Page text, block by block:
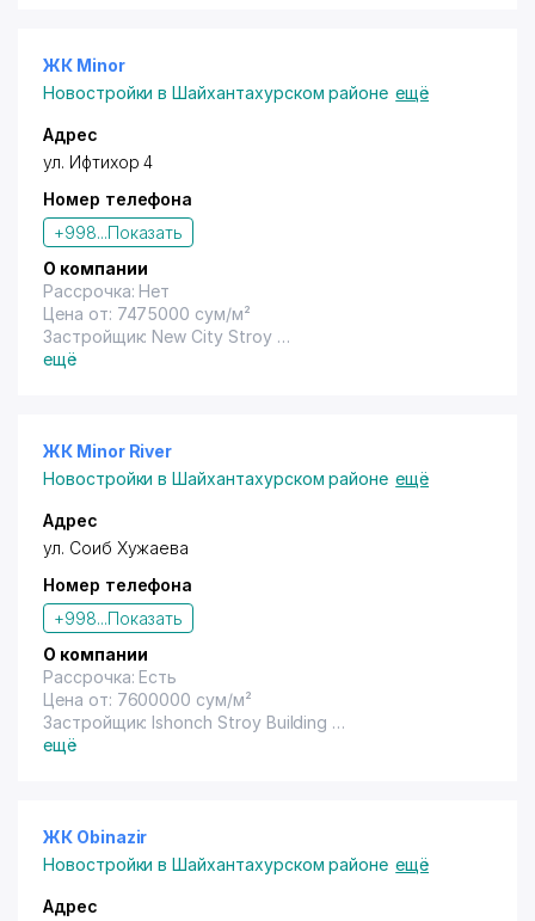
ЖК Minor
Новостройки в Шайхантахурском районе ещё
Адрес
ул. Ифтихор 4
Номер телефона
+998...Показать
О компании
Рассрочка: Нет
Цена от: 7475000 сум/м²
Застройщик: New City Stroy
Год сдачи: 2020
ещё
ЖК Minor River
Новостройки в Шайхантахурском районе ещё
Адрес
ул. Соиб Хужаева
Номер телефона
+998...Показать
О компании
Рассрочка: Есть
Цена от: 7600000 сум/м²
Застройщик: Ishonch Stroy Building
Год сдачи: Не указана
ещё
ЖК Obinazir
Новостройки в Шайхантахурском районе ещё
Адрес